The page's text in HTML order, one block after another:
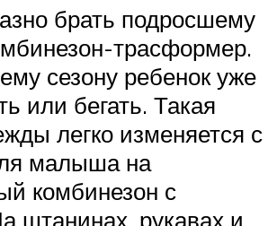
брать подросшему
трасформер.
сезону ребенок уже
или бегать. Такая
легко изменяется с
малыша на
комбинезон с
штанинах, рукавах и